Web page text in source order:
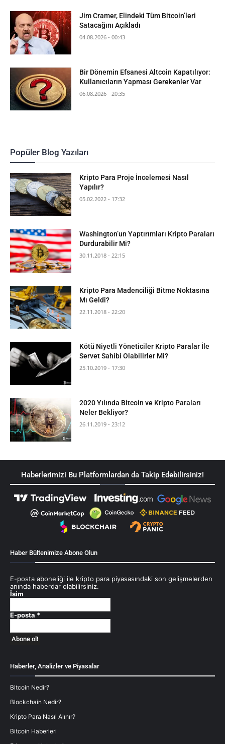
Jim Cramer, Elindeki Tüm Bitcoin’leri
Satacağını Açıkladı
04.08.2026 - 00:43
Bir Dönemin Efsanesi Altcoin Kapatılıyor:
Kullanıcıların Yapması Gerekenler Var
06.08.2026 - 20:35
Popüler Blog Yazıları
Kripto Para Proje İncelemesi Nasıl
Yapılır?
05.02.2022 - 17:32
Washington’un Yaptırımları Kripto Paraları
Durdurabilir Mi?
30.11.2018 - 22:15
Kripto Para Madenciliği Bitme Noktasına
Mı Geldi?
22.11.2018 - 22:20
Kötü Niyetli Yöneticiler Kripto Paralar İle
Servet Sahibi Olabilirler Mi?
25.10.2019 - 17:30
2020 Yılında Bitcoin ve Kripto Paraları
Neler Bekliyor?
26.11.2019 - 23:12
Haberlerimizi Bu Platformlardan da Takip Edebilirsiniz!
Haber Bültenimize Abone Olun
E-posta aboneliği ile kripto para piyasasındaki son gelişmelerden
anında haberdar olabilirsiniz.
İsim
E-posta *
Haberler, Analizler ve Piyasalar
Bitcoin Nedir?
Blockchain Nedir?
Kripto Para Nasıl Alınır?
Bitcoin Haberleri